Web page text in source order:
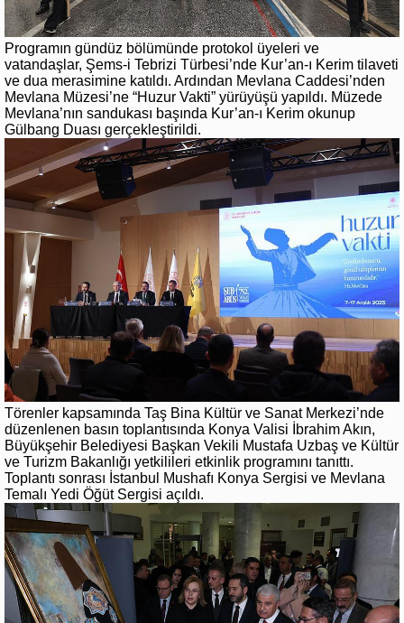
Programın gündüz bölümünde protokol üyeleri ve
vatandaşlar, Şems-i Tebrizi Türbesi’nde Kur’an-ı Kerim tilaveti
ve dua merasimine katıldı. Ardından Mevlana Caddesi’nden
Mevlana Müzesi’ne “Huzur Vakti” yürüyüşü yapıldı. Müzede
Mevlana’nın sandukası başında Kur’an-ı Kerim okunup
Gülbang Duası gerçekleştirildi.
Törenler kapsamında Taş Bina Kültür ve Sanat Merkezi’nde
düzenlenen basın toplantısında Konya Valisi İbrahim Akın,
Büyükşehir Belediyesi Başkan Vekili Mustafa Uzbaş ve Kültür
ve Turizm Bakanlığı yetkilileri etkinlik programını tanıttı.
Toplantı sonrası İstanbul Mushafı Konya Sergisi ve Mevlana
Temalı Yedi Öğüt Sergisi açıldı.